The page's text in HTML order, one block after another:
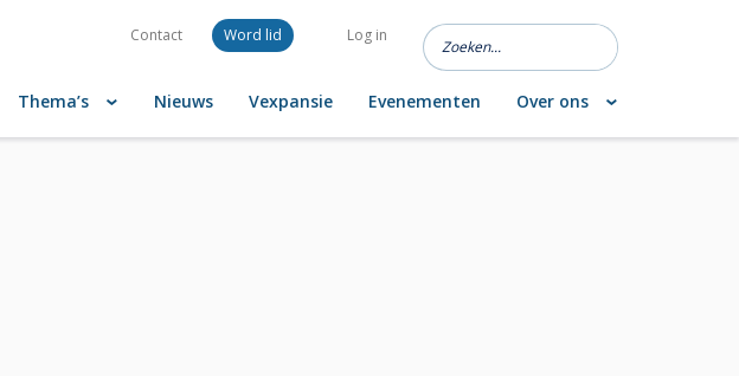
Contact Word lid Log in
Thema’s Nieuws Vexpansie Evenementen Over ons